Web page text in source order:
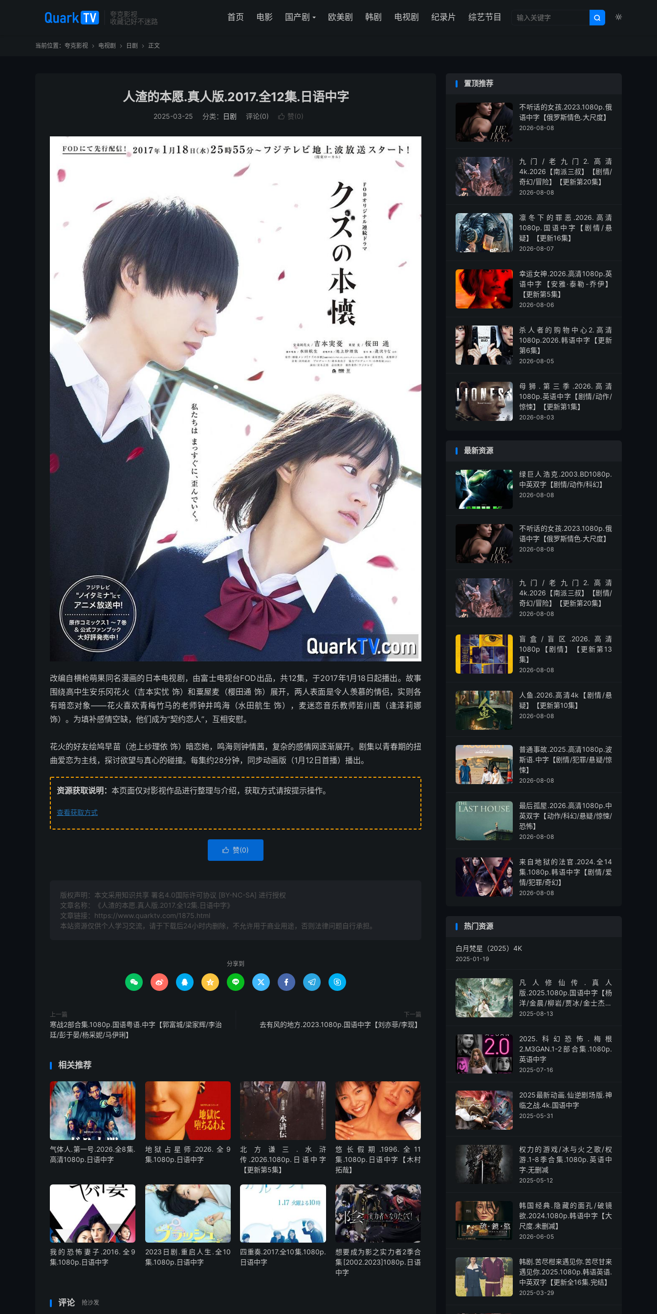
夸克影视
收藏记好不迷路


首页 电影 国产剧 欧美剧 韩剧 电视剧 纪录片 综艺节目
当前位置： 夸克影视  电视剧  日剧  正文
人渣的本愿.真人版.2017.全12集.日语中字
2025-03-25 分类： 日剧 评论(0)  赞(0)
改编自横枪萌果同名漫画的日本电视剧，由富士电视台FOD出品，共12集，于2017年1月18日起播出。故事
围绕高中生安乐冈花火（吉本实忧 饰）和粟屋麦（樱田通 饰）展开，两人表面是令人羡慕的情侣，实则各
有暗恋对象——花火喜欢青梅竹马的老师钟井鸣海（水田航生 饰），麦迷恋音乐教师皆川茜（逢泽莉娜
饰）。为填补感情空缺，他们成为“契约恋人”，互相安慰。
花火的好友绘鸠早苗（池上纱理依 饰）暗恋她，鸣海则钟情茜，复杂的感情网逐渐展开。剧集以青春期的扭
曲爱恋为主线，探讨欲望与真心的碰撞。每集约28分钟，同步动画版（1月12日首播）播出。
资源获取说明： 本页面仅对影视作品进行整理与介绍，获取方式请按提示操作。
查看获取方式
 赞(0)
版权声明：本文采用知识共享 署名4.0国际许可协议 [BY-NC-SA] 进行授权
文章名称：《人渣的本愿.真人版.2017.全12集.日语中字》
文章链接： https://www.quarktv.com/1875.html
本站资源仅供个人学习交流，请于下载后24小时内删除，不允许用于商业用途，否则法律问题自行承担。
分享到
        
上一篇
寒战2部合集.1080p.国语粤语.中字【郭富城/梁家辉/李治
廷/彭于晏/杨采妮/马伊琍】
下一篇
去有风的地方.2023.1080p.国语中字【刘亦菲/李现】
相关推荐
气体人.第一号.2026.全8集.
高清1080p.日语中字
地狱占星师.2026.全9
集.1080p.日语中字
北方谦三.水浒
传.2026.1080p.日语中字
【更新第5集】
悠长假期.1996.全11
集.1080p.日语中字【木村
拓哉】
我的恐怖妻子.2016.全9
集.1080p.日语中字
2023日剧.重启人生.全10
集.1080p.日语中字
四重奏.2017.全10集.1080p.
日语中字
想要成为影之实力者2季合
集[2002.2023]1080p.日语
中字
评论 抢沙发
置顶推荐
不听话的女孩.2023.1080p.俄
语中字【俄罗斯情色.大尺度】
2026-08-08
九门/老九门2.高清
4k.2026【南派三叔】【剧情/
奇幻/冒险】【更新第20集】
2026-08-08
凛冬下的罪恶.2026.高清
1080p.国语中字【剧情/悬
疑】【更新16集】
2026-08-07
幸运女神.2026.高清1080p.英
语中字【安雅·泰勒-乔伊】
【更新第5集】
2026-08-06
杀人者的购物中心2.高清
1080p.2026.韩语中字【更新
第6集】
2026-08-05
母狮.第三季.2026.高清
1080p.英语中字【剧情/动作/
惊悚】【更新第1集】
2026-08-03
最新资源
绿巨人浩克.2003.BD1080p.
中英双字【剧情/动作/科幻】
2026-08-08
不听话的女孩.2023.1080p.俄
语中字【俄罗斯情色.大尺度】
2026-08-08
九门/老九门2.高清
4k.2026【南派三叔】【剧情/
奇幻/冒险】【更新第20集】
2026-08-08
盲盒/盲区.2026.高清
1080p【剧情】【更新第13
集】
2026-08-08
人鱼.2026.高清4k【剧情/悬
疑】【更新第10集】
2026-08-08
普通事故.2025.高清1080p.波
斯语.中字【剧情/犯罪/悬疑/惊
悚】
2026-08-08
最后孤屋.2026.高清1080p.中
英双字【动作/科幻/悬疑/惊悚/
恐怖】
2026-08-08
来自地狱的法官.2024.全14
集.1080p.韩语中字【剧情/爱
情/犯罪/奇幻】
2026-08-08
热门资源
白月梵星（2025）4K
2025-01-19
凡人修仙传.真人
版.2025.1080p.国语中字【杨
洋/金晨/柳岩/贾冰/金士杰】
【全30集】
2025-08-13
2025.科幻恐怖.梅根
2.M3GAN.1-2部合集.1080p.
英语中字
2025-07-16
2025最新动画.仙逆剧场版.神
临之战.4k.国语中字
2025-05-31
权力的游戏/冰与火之歌/权
游.1-8季合集.1080p.英语中
字.无删减
2025-05-12
韩国经典.隐藏的面孔/破镜
欲.2024.1080p.韩语中字【大
尺度.未删减】
2026-06-05
韩剧.苦尽柑来遇见你.苦尽甘来
遇见你.2025.1080p.韩语英语.
中英双字【更新全16集.完结】
2025-03-29